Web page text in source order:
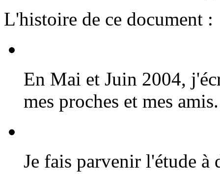
L'histoire de ce document :
En Mai et Juin 2004,
mes proches et mes amis.
Je fais parvenir l'étude à